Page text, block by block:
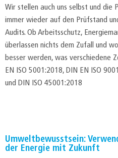
Wir stellen auch uns selbst und die
immer wieder auf den Prüfstand
Audits. Ob Arbeitsschutz,
überlassen nichts dem Zufall und
besser werden, was verschiedene
EN ISO 5001:2018, DIN EN ISO
und DIN ISO 45001:2018
Umweltbewusstsein:
der Energie mit Zukunft